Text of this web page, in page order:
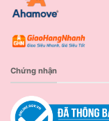
Chứng nhận